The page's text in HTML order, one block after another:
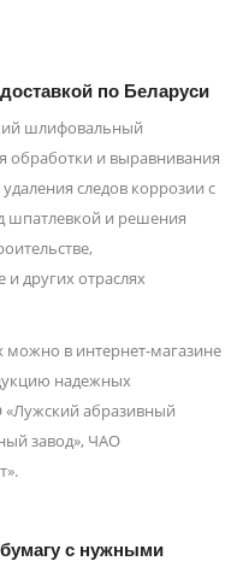
по Беларуси
шлифовальный
обработки и выравнивания
следов коррозии с
шпатлевкой и решения
других отраслях
в интернет-магазине
надежных
«Лужский абразивный
завод», ЧАО
с нужными